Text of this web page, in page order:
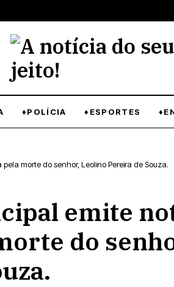
♦POLÍCIA ♦ESPORTES
Sonora:Câmera Municipal emite nota de condolência pela morte do senhor, Leolino Pereira de Souza.
emite
do